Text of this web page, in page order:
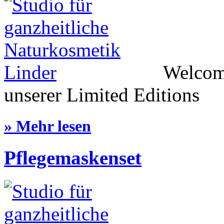
unserer Limited Editions
» Mehr lesen
Pflegemaskenset